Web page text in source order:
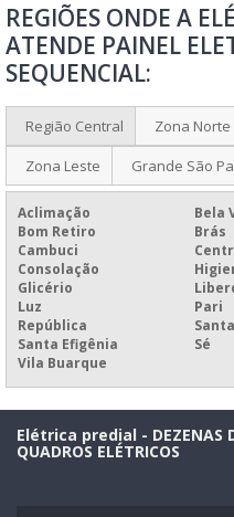
REGIÕES ONDE A
ATENDE PAINEL
SEQUENCIAL:
Região Central Zona Norte
Zona Leste
Grande São
Aclimação
Bela
Bom Retiro
Brás
Cambuci
Consolação
Glicério
Luz
Pari
República
Santa Efigênia
Sé
Vila Buarque
Elétrica predial - DEZENAS
QUADROS ELÉTRICOS